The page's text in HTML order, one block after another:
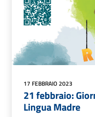
17 FEBBRAIO 2023
21 febbraio:
Lingua Madre